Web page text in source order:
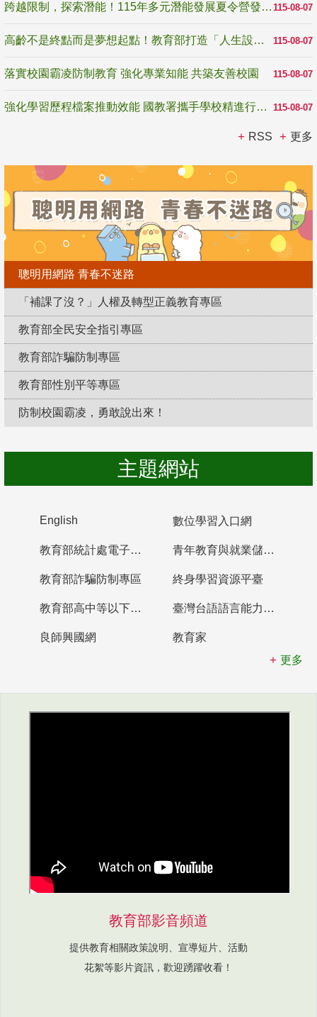
115-08-07
跨越限制，探索潛能！115年多元潛能發展夏令營發掘生命無限可能
115-08-07
高齡不是終點而是夢想起點！教育部打造「人生設計夢工場」 參展第3屆高齡健康產業博覽會
115-08-07
落實校園霸凌防制教育 強化專業知能 共築友善校園
115-08-07
強化學習歷程檔案推動效能 國教署攜手學校精進行政與教學支持
RSS 更多
聰明用網路 青春不迷路
「補課了沒？」人權及轉型正義教育專區
教育部全民安全指引專區
教育部詐騙防制專區
教育部性別平等專區
防制校園霸凌，勇敢說出來！
主題網站
English 數位學習入口網
教育部統計處電子書櫃 青年教育與就業儲蓄帳戶
教育部詐騙防制專區 終身學習資源平臺
教育部高中等以下學校及幼兒園教師資格檢定考試 臺灣台語語言能力認證網站
良師興國網
教育家
更多
教育部影音頻道
提供教育相關政策說明、宣導短片、活動
花絮等影片資訊，歡迎踴躍收看！